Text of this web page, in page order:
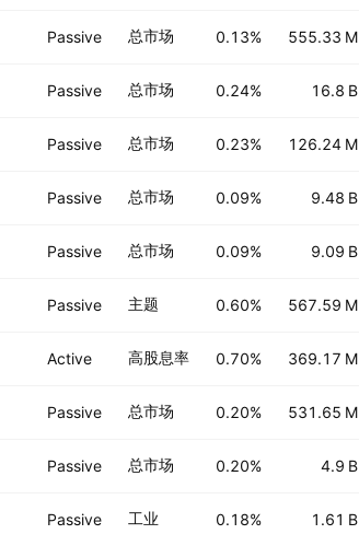
Passive 总市场 0.13% 555.33 M
Passive 总市场 0.24% 16.8 B
Passive 总市场 0.23% 126.24 M
Passive 总市场 0.09% 9.48 B
Passive 总市场 0.09% 9.09 B
Passive 主题 0.60% 567.59 M
Active 高股息率 0.70% 369.17 M
Passive 总市场 0.20% 531.65 M
Passive 总市场 0.20% 4.9 B
Passive 工业 0.18% 1.61 B